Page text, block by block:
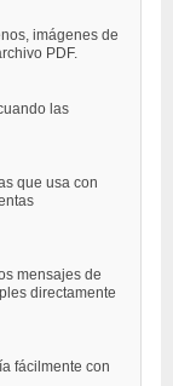
imágenes de
PDF.
las
que usa con
mensajes de
directamente
fácilmente con